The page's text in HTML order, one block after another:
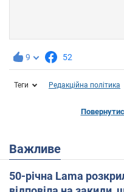
9 52
Теги Редакційна політика
Важливе
50-річна Lama